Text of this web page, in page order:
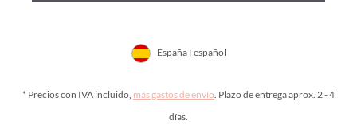
España | español
* Precios con IVA incluido, más gastos de envío. Plazo de entrega aprox. 2 - 4
días.